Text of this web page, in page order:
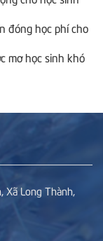
đóng học phí cho
mơ học sinh khó
Xã Long Thành,